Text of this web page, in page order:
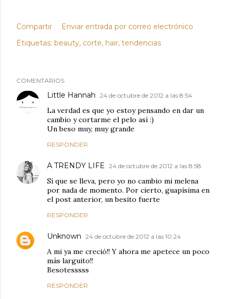
Compartir
Enviar entrada por correo electrónico
Etiquetas: beauty corte hair tendencias
COMENTARIOS
Little Hannah 24 de octubre de 2012 a las 8:54
La verdad es que yo estoy pensando en dar un
cambio y cortarme el pelo así :)
Un beso muy, muy grande
RESPONDER
A TRENDY LIFE 24 de octubre de 2012 a las 8:58
Sí que se lleva, pero yo no cambio mi melena
por nada de momento. Por cierto, guapísima en
el post anterior, un besito fuerte
RESPONDER
Unknown 24 de octubre de 2012 a las 10:24
A mi ya me creció!! Y ahora me apetece un poco
más larguito!!
Besotesssss
RESPONDER